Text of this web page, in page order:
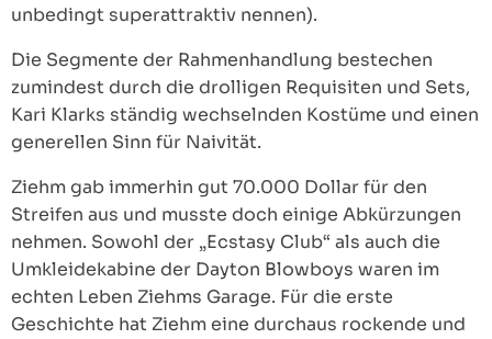
unbedingt superattraktiv nennen).
Die Segmente der Rahmenhandlung bestechen
zumindest durch die drolligen Requisiten und Sets,
Kari Klarks ständig wechselnden Kostüme und einen
generellen Sinn für Naivität.
Ziehm gab immerhin gut 70.000 Dollar für den
Streifen aus und musste doch einige Abkürzungen
nehmen. Sowohl der „Ecstasy Club“ als auch die
Umkleidekabine der Dayton Blowboys waren im
echten Leben Ziehms Garage. Für die erste
Geschichte hat Ziehm eine durchaus rockende und